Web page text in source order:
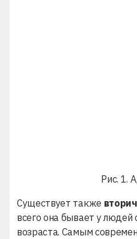
Рис. 1.
Существует также
всего она бывает у людей
возраста. Самым